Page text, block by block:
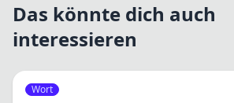
Das könnte dich auch
interessieren
Wort